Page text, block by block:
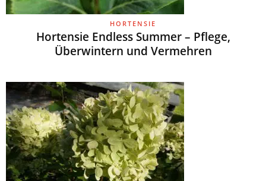
HORTENSIE
Hortensie Endless Summer – Pflege,
Überwintern und Vermehren